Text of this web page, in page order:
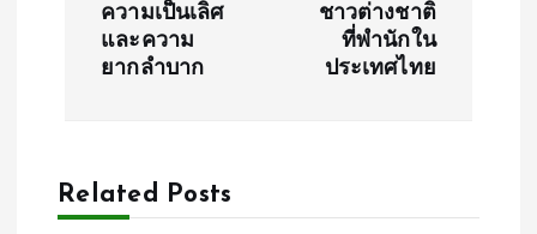
v
ความเป็นเลิศ
และความ
ยากลำบาก
ชาวต่างชาติ
ที่พำนักใน
ประเทศไทย
Related Posts